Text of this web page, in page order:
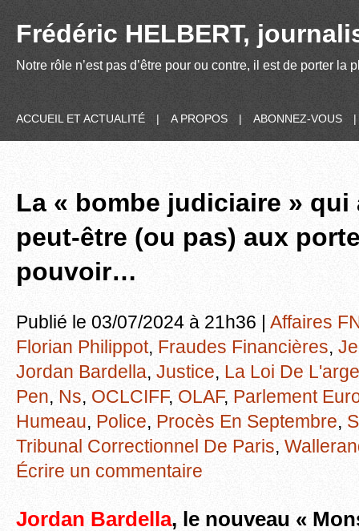
Frédéric HELBERT,
Notre rôle n’est pas d’être pour ou contre, il est de porter
ACCUEIL ET ACTUALITÉ | A PROPOS | ABONNEZ-VOUS |
La « bombe judiciaire » qui
peut-être (ou pas) aux
pouvoir…
Publié le 03/07/2024 à 21h36 | Affaires
Florian Philippot, Fraudes Financières,
Jordan Bardella, Justice, La Loi De
Pen, Ns, OCLCIFF, OLAF, Parlement
Humeau, Police, Procès En Septembre,
Tribunal Correctionnel De Paris,
Écrire un commentaire
Jordan Bardella, le nouveau «